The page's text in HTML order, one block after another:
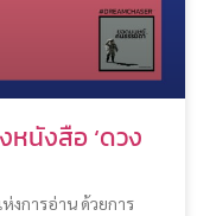
หนังสือ ‘ดวง
งการอ่าน ด้วยการ